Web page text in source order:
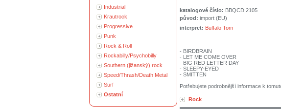
Industrial
Krautrock
Progressive
Punk
Rock & Roll
Rockabilly/Psychobilly
Southern (jižanský) rock
Speed/Thrash/Death Metal
Surf
Ostatní
katalogové číslo: BBQCD 2105
původ: import (EU)
interpret: Buffalo Tom
- BIRDBRAIN
- LET ME COME OVER
- BIG RED LETTER DAY
- SLEEPY-EYED
- SMITTEN
Potřebujete podrobnější informace k
Rock